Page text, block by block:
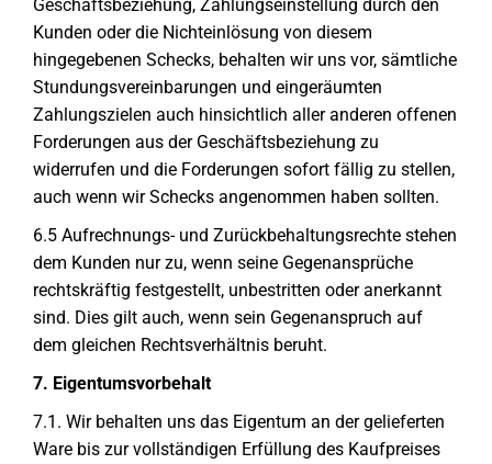
Geschäftsbeziehung, Zahlungseinstellung durch den
Kunden oder die Nichteinlösung von diesem
hingegebenen Schecks, behalten wir uns vor, sämtliche
Stundungsvereinbarungen und eingeräumten
Zahlungszielen auch hinsichtlich aller anderen offenen
Forderungen aus der Geschäftsbeziehung zu
widerrufen und die Forderungen sofort fällig zu stellen,
auch wenn wir Schecks angenommen haben sollten.
6.5 Aufrechnungs- und Zurückbehaltungsrechte stehen
dem Kunden nur zu, wenn seine Gegenansprüche
rechtskräftig festgestellt, unbestritten oder anerkannt
sind. Dies gilt auch, wenn sein Gegenanspruch auf
dem gleichen Rechtsverhältnis beruht.
7. Eigentumsvorbehalt
7.1. Wir behalten uns das Eigentum an der gelieferten
Ware bis zur vollständigen Erfüllung des Kaufpreises